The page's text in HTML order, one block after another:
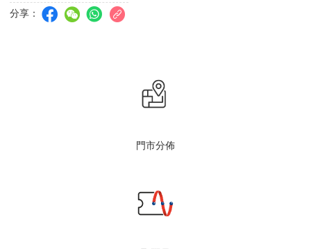
分享：
門市分佈